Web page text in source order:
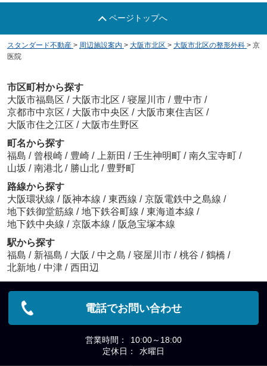
ページトップへ
スタンダード不動産 > 周辺施設案内 > 大阪市北区 > 大阪市北区の整形外科 > 京
医院
市区町村から探す
大阪市福島区 / 大阪市北区 / 寝屋川市 / 豊中市 /
京都市中京区 / 大阪市中央区 / 大阪市東住吉区 /
大阪市住之江区 / 大阪市生野区
町名から探す
福島 / 曾根崎 / 豊崎 / 上新田 / 壬生神明町 / 南久宝寺町 /
山坂 / 南港北 / 勝山北 / 豊野町
路線から探す
大阪環状線 / 阪神本線 / 東西線 / 京阪電鉄中之島線 /
地下鉄御堂筋線 / 地下鉄谷町線 / 東海道本線 /
地下鉄中央線 / 京阪本線 / 阪急宝塚本線
駅から探す
福島 / 新福島 / 大阪 / 中之島 / 寝屋川市 / 桃谷 / 鶴橋 /
北新地 / 中津 / 西田辺
電話でお問い合わせ
営業時間：
10:00～18:00
定休日：
水曜日